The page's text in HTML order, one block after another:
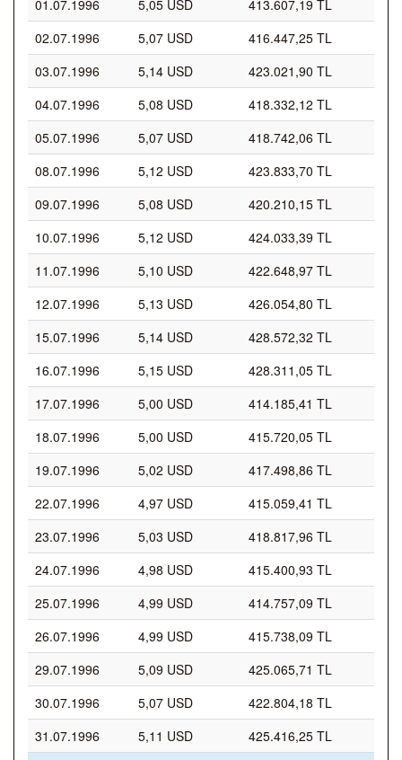
01.07.1996 5,05 USD
413.607,19 TL
02.07.1996
5,07 USD
416.447,25 TL
03.07.1996
5,14 USD
423.021,90 TL
04.07.1996
5,08 USD
418.332,12 TL
05.07.1996
5,07 USD
418.742,06 TL
08.07.1996
5,12 USD
423.833,70 TL
09.07.1996
5,08 USD
420.210,15 TL
10.07.1996
5,12 USD
424.033,39 TL
11.07.1996
5,10 USD
422.648,97 TL
12.07.1996
5,13 USD
426.054,80 TL
15.07.1996
5,14 USD
428.572,32 TL
16.07.1996
5,15 USD
428.311,05 TL
17.07.1996
5,00 USD
414.185,41 TL
18.07.1996
5,00 USD
415.720,05 TL
19.07.1996
5,02 USD
417.498,86 TL
22.07.1996
4,97 USD
415.059,41 TL
23.07.1996
5,03 USD
418.817,96 TL
24.07.1996
4,98 USD
415.400,93 TL
25.07.1996
4,99 USD
414.757,09 TL
26.07.1996
4,99 USD
415.738,09 TL
29.07.1996
5,09 USD
425.065,71 TL
30.07.1996
5,07 USD
422.804,18 TL
31.07.1996
5,11 USD 425.416,25 TL